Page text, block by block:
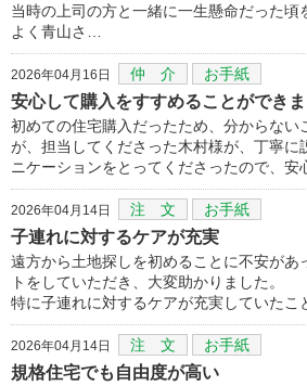
当時の上司の方と一緒に一生懸命だった頃
よく青山さ…
2026年04月16日 仲 介 お手紙
安心して購入をすすめることができ
初めての住宅購入だったため、分からない
が、担当してくださった木村様が、丁寧に
ニケーションをとってくださったので、安
2026年04月14日 注 文 お手紙
子連れに対するケアが充実
遠方から土地探しを初めることに不安があ
トをしていただき、大変助かりました。
特に子連れに対するケアが充実していたこ
2026年04月14日 注 文 お手紙
規格住宅でも自由度が高い